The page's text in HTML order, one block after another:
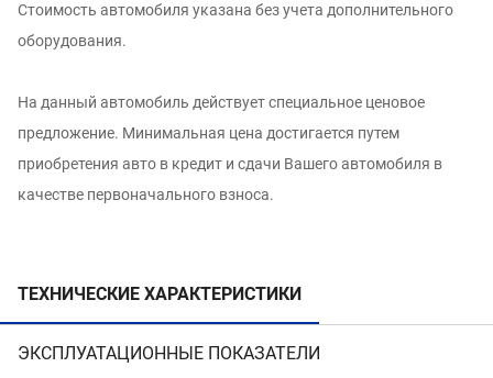
Стоимость автомобиля указана без учета дополнительного
оборудования.
На данный автомобиль действует специальное ценовое
предложение. Минимальная цена достигается путем
приобретения авто в кредит и сдачи Вашего автомобиля в
качестве первоначального взноса.
ТЕХНИЧЕСКИЕ ХАРАКТЕРИСТИКИ
ЭКСПЛУАТАЦИОННЫЕ ПОКАЗАТЕЛИ